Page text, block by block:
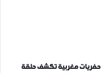
حفريات مغربية تكشف حلقة